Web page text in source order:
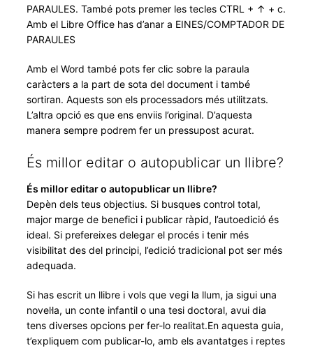
PARAULES. També pots premer les tecles CTRL + ↑ + c.
Amb el Libre Office has d’anar a EINES/COMPTADOR DE
PARAULES
Amb el Word també pots fer clic sobre la paraula
caràcters a la part de sota del document i també
sortiran. Aquests son els processadors més utilitzats.
L’altra opció es que ens enviis l’original. D’aquesta
manera sempre podrem fer un pressupost acurat.
És millor editar o autopublicar un llibre?
És millor editar o autopublicar un llibre?
Depèn dels teus objectius. Si busques control total,
major marge de benefici i publicar ràpid, l’autoedició és
ideal. Si prefereixes delegar el procés i tenir més
visibilitat des del principi, l’edició tradicional pot ser més
adequada.
Si has escrit un llibre i vols que vegi la llum, ja sigui una
novel·la, un conte infantil o una tesi doctoral, avui dia
tens diverses opcions per fer-lo realitat.En aquesta guia,
t’expliquem com publicar-lo, amb els avantatges i reptes